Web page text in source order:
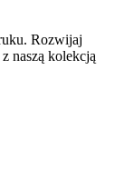
Rozwijaj
naszą kolekcją